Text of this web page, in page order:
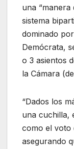
una “manera
sistema
dominado
Demócrata,
o 3 asientos
la Cámara
“Dados los
una cuchilla,
como el voto
asegurando